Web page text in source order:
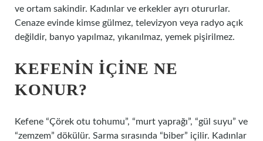
ve ortam sakindir. Kadınlar ve erkekler ayrı otururlar.
Cenaze evinde kimse gülmez, televizyon veya radyo açık
değildir, banyo yapılmaz, yıkanılmaz, yemek pişirilmez.
KEFENIN IÇINE NE
KONUR?
Kefene “Çörek otu tohumu”, “murt yaprağı”, “gül suyu” ve
“zemzem” dökülür. Sarma sırasında “biber” içilir. Kadınlar